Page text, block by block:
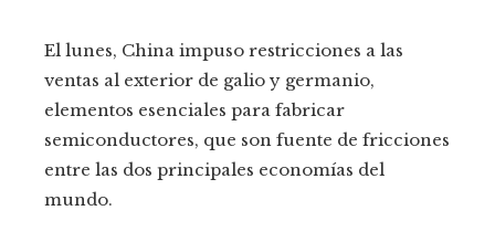
El lunes, China impuso restricciones a las
ventas al exterior de galio y germanio,
elementos esenciales para fabricar
semiconductores, que son fuente de fricciones
entre las dos principales economías del
mundo.